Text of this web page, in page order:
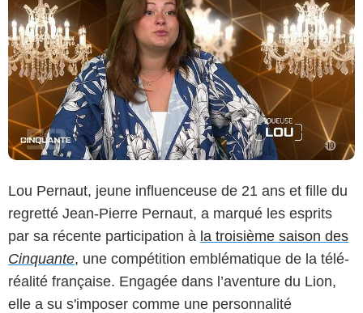
Lou Pernaut, jeune influenceuse de 21 ans et fille du
regretté Jean-Pierre Pernaut, a marqué les esprits
par sa récente participation à la troisième saison des
Cinquante, une compétition emblématique de la télé-
réalité française. Engagée dans l’aventure du Lion,
elle a su s'imposer comme une personnalité